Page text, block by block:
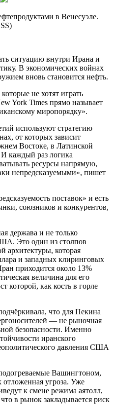
в Венесуэле.
ситуацию внутри Ирана и
В экономических войнах
вновь становится нефть.
не хотят играть
York Times прямо называет
миропорядку».
используют стратегию
от которых зависит
Востоке, в Латинской
каждый раз логика
ресурсы напрямую,
непредсказуемыми», пишет
поставок» и есть
союзников и конкурентов,
держава и не только
Это один из столпов
архитектуры, которая
и западных клиринговых
приходится около 13%
величина для его
которой, как кость в горле
что для Пекина
— не рыночная
безопасности. Именно
иранского
давления США
Вашингтоном,
отложенная угроза. Уже
к смене режима аятолл,
в рынок закладывается риск